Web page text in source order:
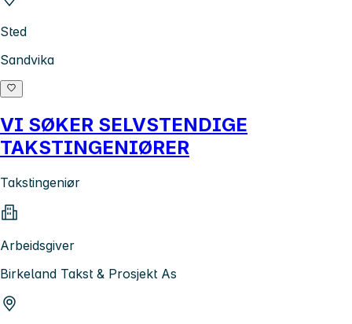
Sted
Sandvika
VI SØKER SELVSTENDIGE
TAKSTINGENIØRER
Takstingeniør
Arbeidsgiver
Birkeland Takst & Prosjekt As